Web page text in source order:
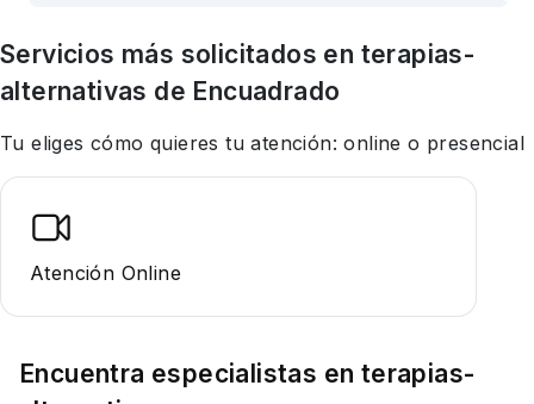
Servicios más solicitados en terapias-
alternativas de Encuadrado
Tu eliges cómo quieres tu atención: online o presencial
Atención Online
Encuentra especialistas en terapias-